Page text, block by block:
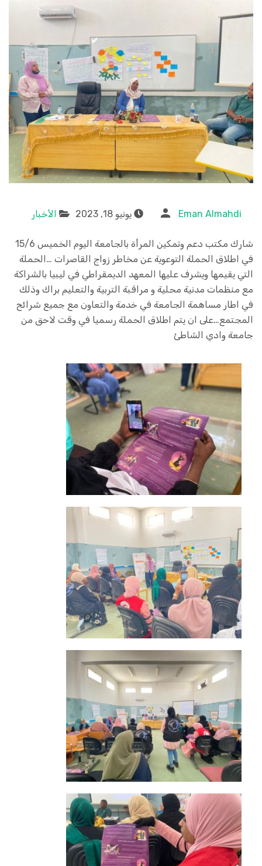
Eman Almahdi يونيو 18, 2023 الأخبار
شارك مكتب دعم وتمكين المرأة بالجامعة اليوم الخميس 15/6
في اطلاق الحملة التوعوية عن مخاطر زواج القاصرات …الحملة
التي يقيمها ويشرف عليها المعهد الديمقراطي في ليبيا بالشراكة
مع منظمات مدنية محلية و مراقبة التربية والتعليم براك وذلك
في اطار مساهمة الجامعة في خدمة والتعاون مع جميع شرائح
المجتمع…على ان يتم اطلاق الحملة رسميا في وقت لاحق من
جامعة وادي الشاطئ